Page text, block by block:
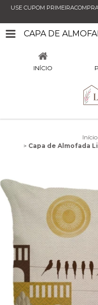
USE CUPOM
INÍCIO
Início
> Capa de Almofada